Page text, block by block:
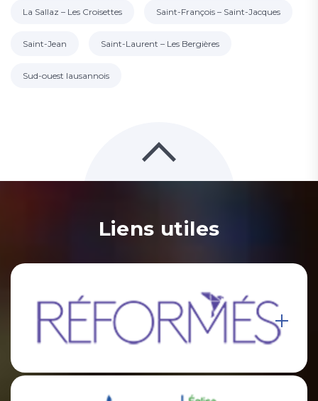
La Sallaz – Les Croisettes Saint-François – Saint-Jacques
Saint-Jean Saint-Laurent – Les Bergières
Sud-ouest lausannois
Liens utiles